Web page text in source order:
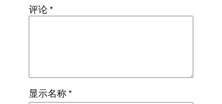
评论*
显示名称*